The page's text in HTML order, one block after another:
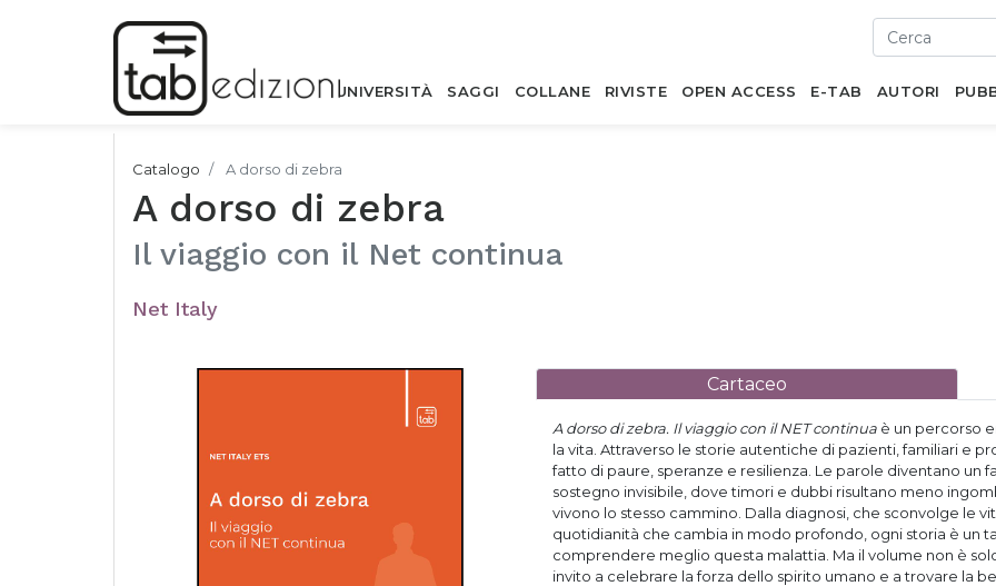
UNIVERSITÀ SAGGI COLLANE RIVISTE OPEN ACCESS E-TAB AUTORI
Catalogo A dorso di zebra
A dorso di zebra
Il viaggio con il Net continua
Net Italy
Cartaceo
A dorso di zebra. Il viaggio con il NET continua è un percorso
la vita. Attraverso le storie autentiche di pazienti, familiari e
fatto di paure, speranze e resilienza. Le parole diventano un
sostegno invisibile, dove timori e dubbi risultano meno
vivono lo stesso cammino. Dalla diagnosi, che sconvolge le
quotidianità che cambia in modo profondo, ogni storia è un
comprendere meglio questa malattia. Ma il volume non è
invito a celebrare la forza dello spirito umano e a trovare la